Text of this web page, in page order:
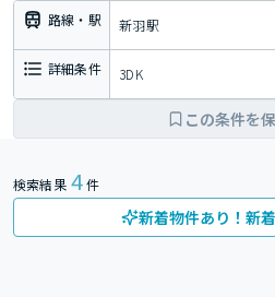
路線・駅 新羽駅
詳細条件 3DK
この条件を
検索結果 4件
新着物件あり！新